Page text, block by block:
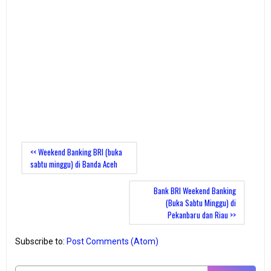
<< Weekend Banking BRI (buka
sabtu minggu) di Banda Aceh
Bank BRI Weekend Banking
(Buka Sabtu Minggu) di
Pekanbaru dan Riau >>
Subscribe to: Post Comments (Atom)